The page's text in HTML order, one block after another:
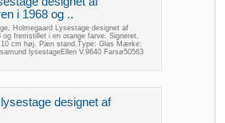
i 1968 og ..
Holmegaard Lysestage designet af
fremstillet i en orange farve. Signeret.
10 cm høj. Pæn stand.Type: Glas Mærke:
lysestageEllen V.9640 Farsø50563
designet af